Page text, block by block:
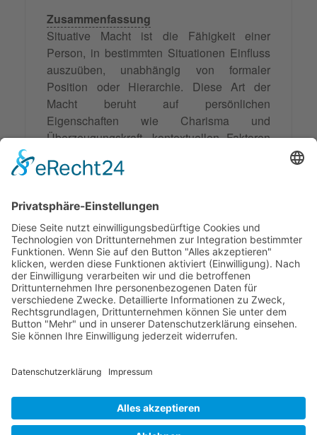
Zusammenfassung
Situative Macht ist die Fähigkeit einer
Person, in bestimmten Situationen Einfluss
auszuüben, unabhängig von formaler
Position oder Hierarchie. Diese Art der
Macht beruht auf persönlichen
Eigenschaften wie Charisma und
Überzeugungskraft, kontextuellen Faktoren
und Verhaltensweisen wie selbstsicheres
beispielsweise in Gruppendiskussionen
zum Tragen, wo Personen mit
überzeugenden Argumenten die Gruppe
beeinflussen können.
© 2026 Frank Hartung Ihr Mediator bei Konflikten in Familie,